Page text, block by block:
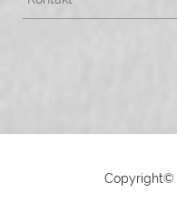
Copyright©